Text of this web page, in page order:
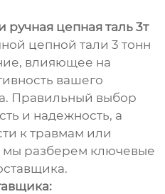
цепная таль 3т
цепной тали 3 тонн
влияющее на
вашего
Правильный выбор
и надежность, а
к травмам или
мы разберем ключевые